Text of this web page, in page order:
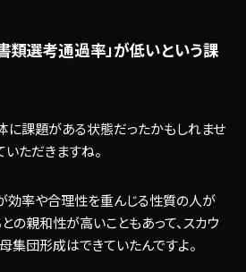
類選考通過率」が低いという課
課題がある状態だったかもしれませ
いただきますね。
効率や合理性を重んじる性質の人が
の親和性が高いこともあって、スカウ
集団形成はできていたんですよ。